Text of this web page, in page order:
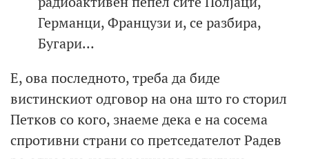
Германци, Французи и, се разбира,
Бугари…
Е, ова последното, треба да биде
вистинскиот одговор на она што го сторил
Петков со кого, знаеме дека е на сосема
спротивни страни со претседателот Радев